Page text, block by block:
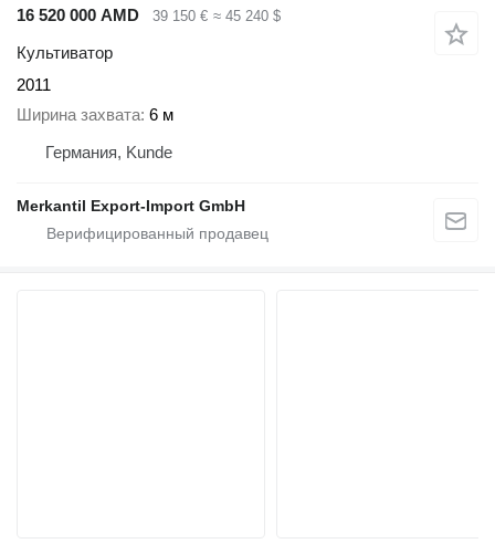
16 520 000 AMD
39 150 € ≈ 45 240 $
Культиватор
2011
Ширина захвата 6 м
Германия, Kunde
Merkantil Export-Import GmbH